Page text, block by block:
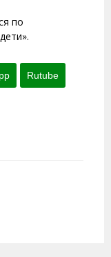
по
Rutube